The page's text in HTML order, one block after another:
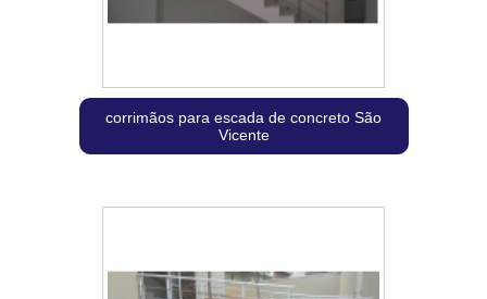
corrimãos para escada de concreto São
Vicente